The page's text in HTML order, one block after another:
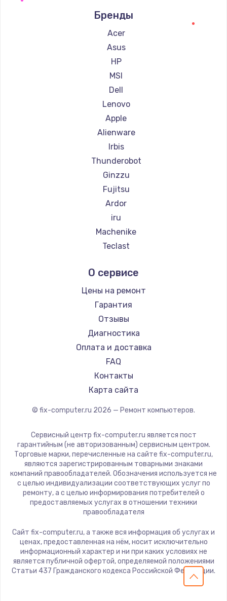
Ремонт компьютеров Beelink
Ремонт компьютеров CHUWI
Бренды
Acer
Asus
HP
MSI
Dell
Lenovo
Apple
Alienware
Irbis
Thunderobot
Ginzzu
Fujitsu
Ardor
iru
Machenike
Teclast
Beelink
CHUWI
О сервисе
Цены на ремонт
Гарантия
Отзывы
Диагностика
Оплата и доставка
FAQ
Контакты
Карта сайта
© fix-computer.ru 2026 — Ремонт компьютеров.
Сервисный центр fix-computer.ru является пост
гарантийным (не авторизованным) сервисным центром.
Торговые марки, перечисленные на сайте fix-computer.ru,
являются зарегистрированным товарными знаками
компаний правообладателей. Обозначения используется не
с целью индивидуализации соответствующих услуг по
ремонту, а с целью информирования потребителей о
предоставляемых услугах в отношении техники
правообладателя
Сайт fix-computer.ru, а также вся информация об услугах и
ценах, предоставленная на нём, носит исключительно
информационный характер и ни при каких условиях не
является публичной офертой, определяемой положениями
Статьи 437 Гражданского кодекса Российской Федерации.